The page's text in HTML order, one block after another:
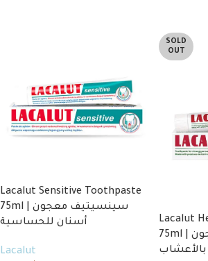
Lacalut Sensitive Toothpaste
75ml | سينسيتيف معجون
أسنان للحساسية
Lacalut
SOLD
OUT
Lacalut
75ml | هيربال جل معجون